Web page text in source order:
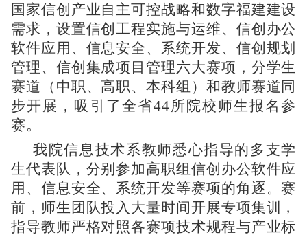
国家信创 产业自主可控战略和数字福建建设
需求，设置信创工程实施与运维、信创办公
软件应用、信息安全、系统开发、信创规划
管理、信创集成项目管理六大赛项，分学生
赛道（中职、高职、本科组）和教师赛道同
步开展，吸引了全省44所院校师生报名参
赛。
我院信息技术系教师悉心指导的多支学
生代表队，分别参加高职组信创办公软件应
用、信息安全、系统开发等赛项的角逐。赛
前，师生团队投入大量时间开展专项集训，
指导教师严格对照各赛项技术规程与产业标